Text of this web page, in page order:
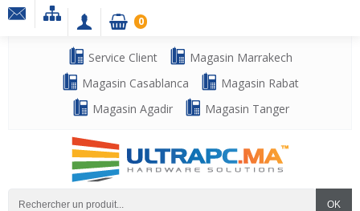
Service Client
Magasin Marrakech
Magasin Casablanca
Magasin Rabat
Magasin Agadir
Magasin Tanger
OK
0